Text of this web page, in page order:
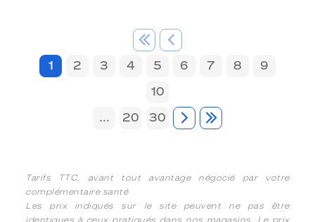
1 2 3 4 5 6 7 8
9
10
...
20 30
Tarifs TTC, avant tout avantage négocié par votre
complémentaire santé
Les prix indiqués sur le site peuvent ne pas être
identiques à ceux pratiqués dans nos magasins. Le prix